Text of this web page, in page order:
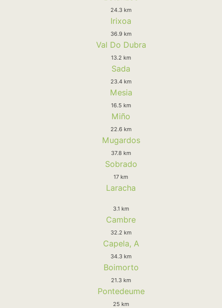
24.3 km
Irixoa
36.9 km
Val Do Dubra
13.2 km
Sada
23.4 km
Mesia
16.5 km
Miño
22.6 km
Mugardos
37.8 km
Sobrado
17 km
Laracha
3.1 km
Cambre
32.2 km
Capela, A
34.3 km
Boimorto
21.3 km
Pontedeume
25 km